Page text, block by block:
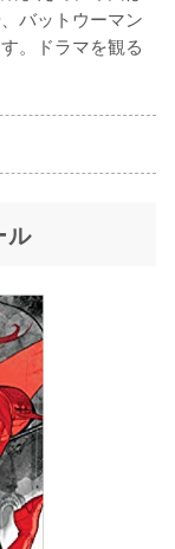
バットウーマン
。ドラマを観る
ル